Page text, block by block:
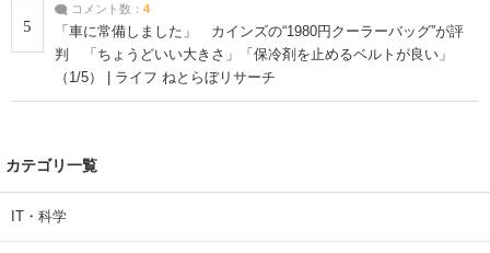
5
コメント数： 4
「車に常備しました」 カインズの“1980円クーラーバッグ”が評
判 「ちょうどいい大きさ」「保冷剤を止めるベルトが良い」
（1/5） | ライフ ねとらぼリサーチ
カテゴリ一覧
IT・科学